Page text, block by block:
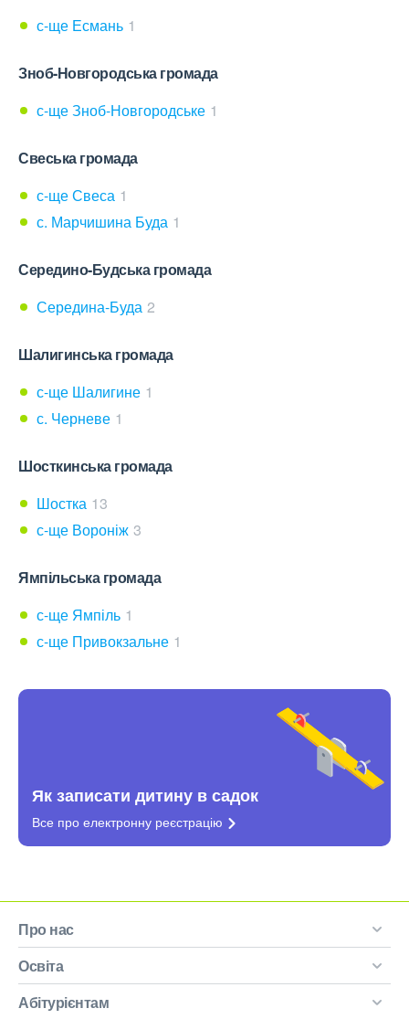
с-ще Есмань 1
Зноб-Новгородська громада
с-ще Зноб-Новгородське 1
Свеська громада
с-ще Свеса 1
с. Марчишина Буда 1
Середино-Будська громада
Середина-Буда 2
Шалигинська громада
с-ще Шалигине 1
с. Черневе 1
Шосткинська громада
Шостка 13
с-ще Вороніж 3
Ямпільська громада
с-ще Ямпіль 1
с-ще Привокзальне 1
Як записати дитину в садок
Все про електронну реєстрацію
Про нас
Освіта
Абітурієнтам